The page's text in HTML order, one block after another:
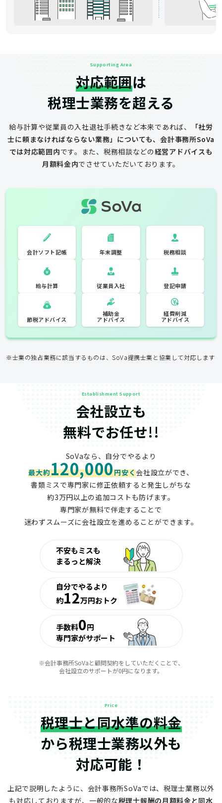
Supporting Area
対応範囲は
税理士業務を超える
給与計算や従業員の入社退社手続きなど本来であれば、
「社労
士に頼まなければならない業務」についても、会計事務所SoVa
では対応範囲内です。 また、税務相談などの経営アドバイスも
月額料金内でさせていただいております。
一般的な税理士
会計ソフト記
帳 年末調整 税務相談
会計ソフト記帳
年末調整
税務相談
給与計算
従業員入社
登記申請
節税アドバイス
補助金
アドバイス
アドバイス
※士業の独占業務に該当するものは、SoVa提携士業と協業して対応します
Establishment Support
会社設立も
無料でお任せ!!
SoVaなら、自分でやるより
最大約120,000円安く会社設立ができ、
書類ミスで専門家に修正依頼すると発生しがちな
約3万円以上の追加コストも防げます。
専門家が無料で伴走することで
迷わずスムーズに会社設立を進めることができます。
不安もミスも
まるっと解決
自分でやるより
約12万円おトク
手数料0円
専門家がサポート
※会計事務所SoVaと顧問契約をしていただくことで、
会社設立のサポートが0円になります。
Price
税理士と同水準の料金
から税理士業務以外も
対応可能！
上記で説明したように、会計事務所SoVaでは、税理士業務以外
も対応しておりますが、 一般的な税理士報酬の月額料金と同水